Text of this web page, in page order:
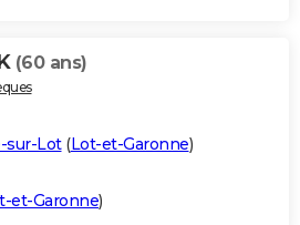
(60 ans)
sur-Lot(Lot-et-Garonne)
et-Garonne)